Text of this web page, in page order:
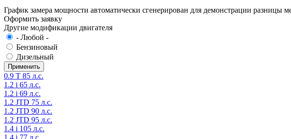
График замера мощности автоматически сгенерирован для демонстрации
Оформить заявку
Другие модификации двигателя
- Любой -
Бензиновый
Дизельный
0.9 T 85 л.с.
1.2 i 65 л.с.
1.2 i 69 л.с.
1.2 JTD 75 л.с.
1.2 JTD 90 л.с.
1.2 JTD 95 л.с.
1.4 i 105 л.с.